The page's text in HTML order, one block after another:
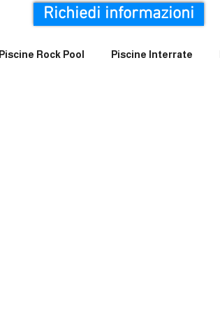
Richiedi informazioni
Piscine Rock Pool Piscine Interrate